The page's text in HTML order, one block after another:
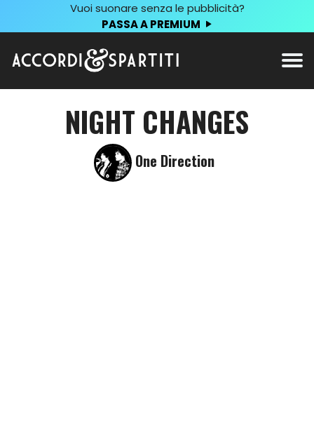
Vuoi suonare senza le pubblicità?
PASSA A PREMIUM
NIGHT CHANGES
One Direction